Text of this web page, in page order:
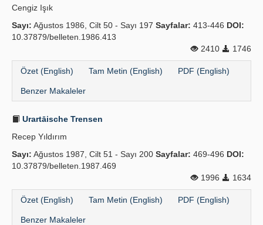
Cengiz Işık
Sayı: Ağustos 1986, Cilt 50 - Sayı 197 Sayfalar: 413-446 DOI:
10.37879/belleten.1986.413
2410
1746
Özet (English) Tam Metin (English) PDF (English)
Benzer Makaleler
Urartāische Trensen
Recep Yıldırım
Sayı: Ağustos 1987, Cilt 51 - Sayı 200 Sayfalar: 469-496 DOI:
10.37879/belleten.1987.469
1996
1634
Özet (English) Tam Metin (English) PDF (English)
Benzer Makaleler